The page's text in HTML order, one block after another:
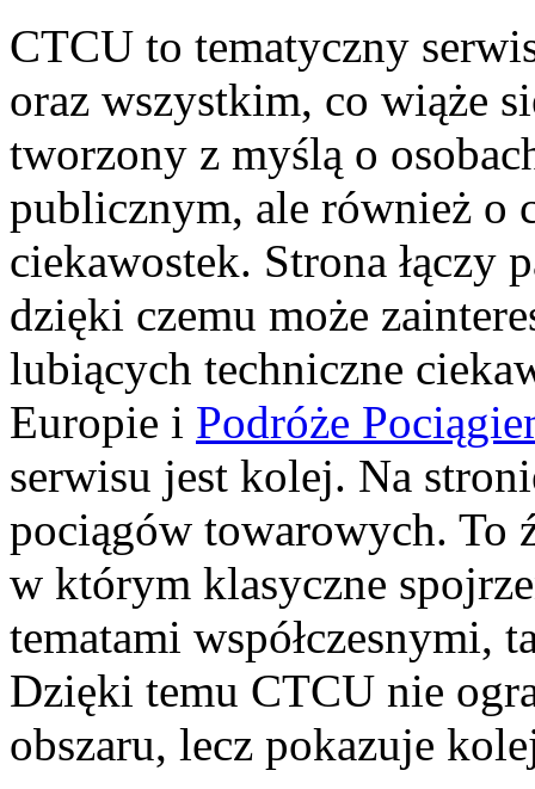
CTCU to tematyczny
oraz wszystkim, co wiąże
tworzony z myślą o
publicznym, ale również o
ciekawostek. Strona łączy
dzięki czemu może
lubiących techniczne
Europie i Podróże
serwisu jest kolej. Na
pociągów towarowych. To
w którym klasyczne
tematami współczesnymi,
Dzięki temu CTCU nie
obszaru, lecz pokazuje